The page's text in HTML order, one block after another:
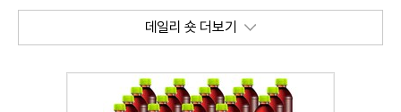
데일리 숏 더보기